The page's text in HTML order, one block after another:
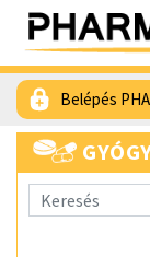
Belépés